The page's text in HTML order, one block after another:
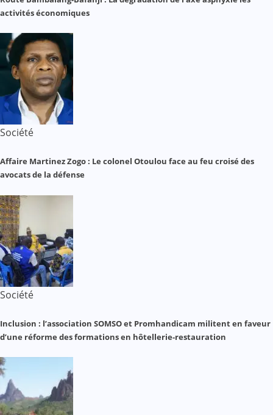
activités économiques
Société
Affaire Martinez Zogo : Le colonel Otoulou face au feu croisé des
avocats de la défense
Société
Inclusion : l’association SOMSO et Promhandicam militent en faveur
d’une réforme des formations en hôtellerie-restauration